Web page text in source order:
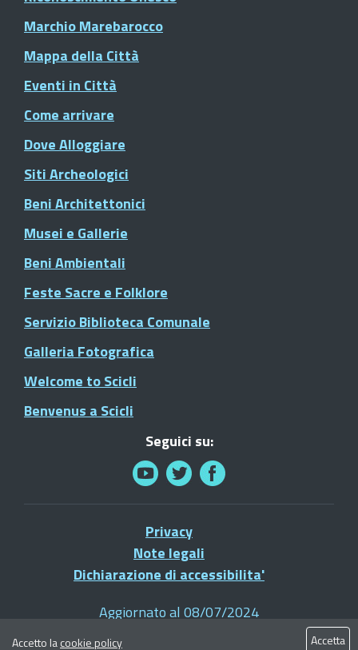
Marchio Marebarocco
Mappa della Città
Eventi in Città
Come arrivare
Dove Alloggiare
Siti Archeologici
Beni Architettonici
Musei e Gallerie
Beni Ambientali
Feste Sacre e Folklore
Servizio Biblioteca Comunale
Galleria Fotografica
Welcome to Scicli
Benvenus a Scicli
Seguici su:
Privacy
Note legali
Dichiarazione di accessibilita'
Aggiornato al 08/07/2024
© 2021 Comune di Scicli - Tutti i diritti riservati
Accetto lacookie policy Accetta